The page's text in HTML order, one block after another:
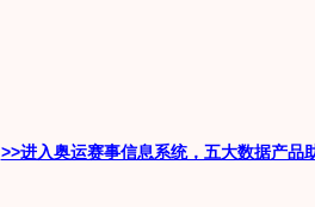
>>进入奥运赛事信息系统，五大数据产品